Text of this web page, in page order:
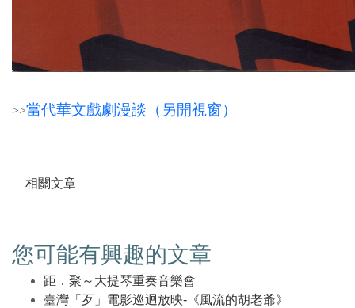
>>當代華文戲劇漫談（另開視窗）
相關文章
您可能有興趣的文章
距．聚～大提琴重奏音樂會
臺灣「歹」電影巡迴放映-《風流的胡老爺》